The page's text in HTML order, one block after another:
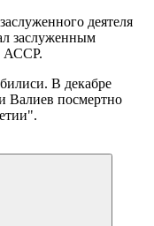
деятеля
заслуженным
АССР.
В декабре
Валиев посмертно